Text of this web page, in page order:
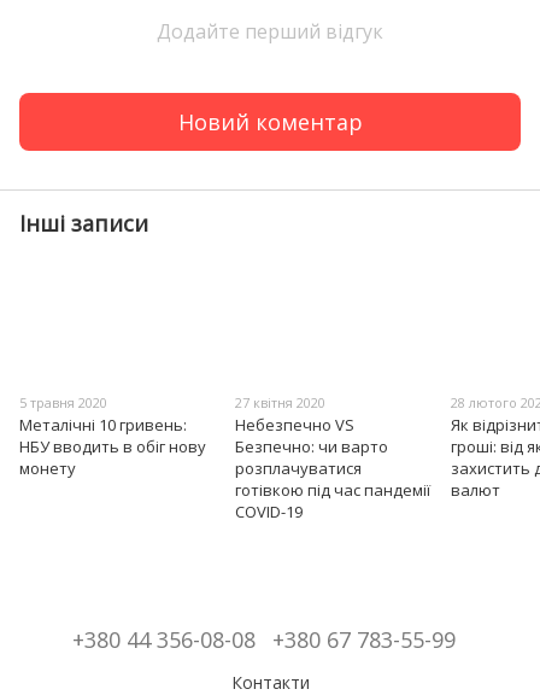
Додайте перший відгук
Новий коментар
Інші записи
5 травня 2020
Металічні 10 гривень:
НБУ вводить в обіг нову
монету
27 квітня 2020
Небезпечно VS
Безпечно: чи варто
розплачуватися
готівкою під час пандемії
COVID-19
28 лютого
Як
гроші: від
захистить
валют
+380 44 356-08-08 +380 67 783-55-99
Контакти